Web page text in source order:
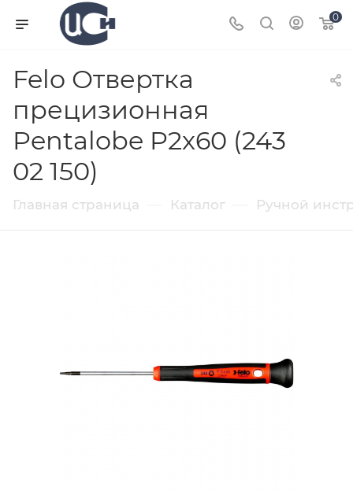
0
Felo Отвертка
прецизионная
Pentalobe P2x60 (243
02 150)
Главная страница Каталог Ручной